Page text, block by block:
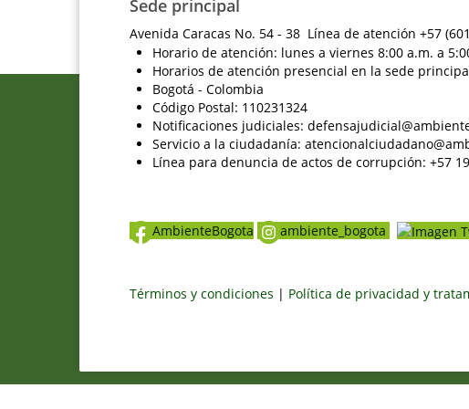
Sede principal
Avenida Caracas No. 54 - 38 Línea de atención +57
Horario de atención: lunes a viernes 8:00 a.m. a
Horarios de atención presencial en la sede
Bogotá - Colombia
Código Postal: 110231324
Notificaciones judiciales:
Servicio a la ciudadanía:
Línea para denuncia de actos de corrupción: +57
AmbienteBogota ambiente_bogota
Términos y condiciones | Política de privacidad y